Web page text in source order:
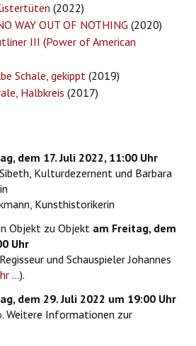
(2022)
WAY OUT OF NOTHING (2020)
III (Power of American
Schale, gekippt (2019)
Halbkreis (2017)
dem 17. Juli 2022, 11:00 Uhr
Kulturdezernent und Barbara
Kunsthistorikerin
Objekt zu Objekt am Freitag, dem
Uhr
und Schauspieler Johannes
...).
dem 29. Juli 2022 um 19:00 Uhr
. Weitere Informationen zur